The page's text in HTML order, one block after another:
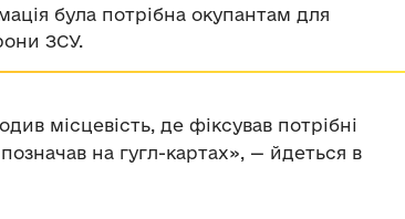
була потрібна окупантам для
ЗСУ.
місцевість, де фіксував потрібні
на гугл-картах», — йдеться в